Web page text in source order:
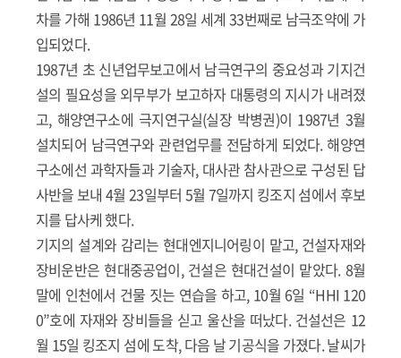
차를 가해 1986년 11월 28일 세계 33번째로 남극조약에 가
입되었다.
1987년 초 신년업무보고에서 남극연구의 중요성과 기지건
설의 필요성을 외무부가 보고하자 대통령의 지시가 내려졌
고, 해양연구소에 극지연구실(실장 박병권)이 1987년 3월
설치되어 남극연구와 관련업무를 전담하게 되었다. 해양연
구소에선 과학자들과 기술자, 대사관 참사관으로 구성된 답
사반을 보내 4월 23일부터 5월 7일까지 킹조지 섬에서 후보
지를 답사케 했다.
기지의 설계와 감리는 현대엔지니어링이 맡고, 건설자재와
장비운반은 현대중공업이, 건설은 현대건설이 맡았다. 8월
말에 인천에서 건물 짓는 연습을 하고, 10월 6일 “HHI 120
0”호에 자재와 장비들을 싣고 울산을 떠났다. 건설선은 12
월 15일 킹조지 섬에 도착, 다음 날 기공식을 가졌다. 날씨가